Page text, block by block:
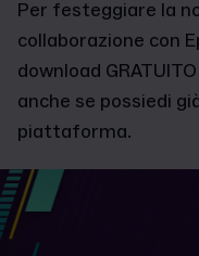
Per festeggiare la
collaborazione con
download
anche se possiedi
piattaforma.